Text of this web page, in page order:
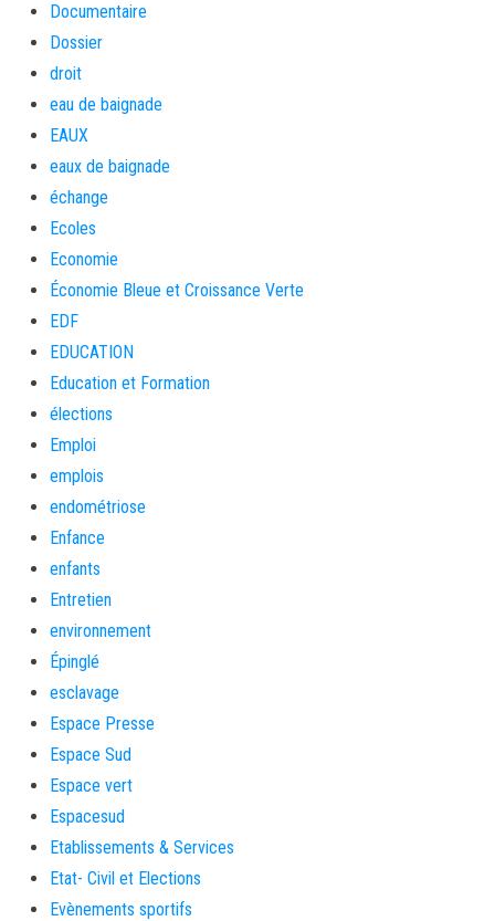
Documentaire
Dossier
droit
eau de baignade
EAUX
eaux de baignade
échange
Ecoles
Economie
Économie Bleue et Croissance Verte
EDF
EDUCATION
Education et Formation
élections
Emploi
emplois
endométriose
Enfance
enfants
Entretien
environnement
Épinglé
esclavage
Espace Presse
Espace Sud
Espace vert
Espacesud
Etablissements & Services
Etat- Civil et Elections
Evènements sportifs